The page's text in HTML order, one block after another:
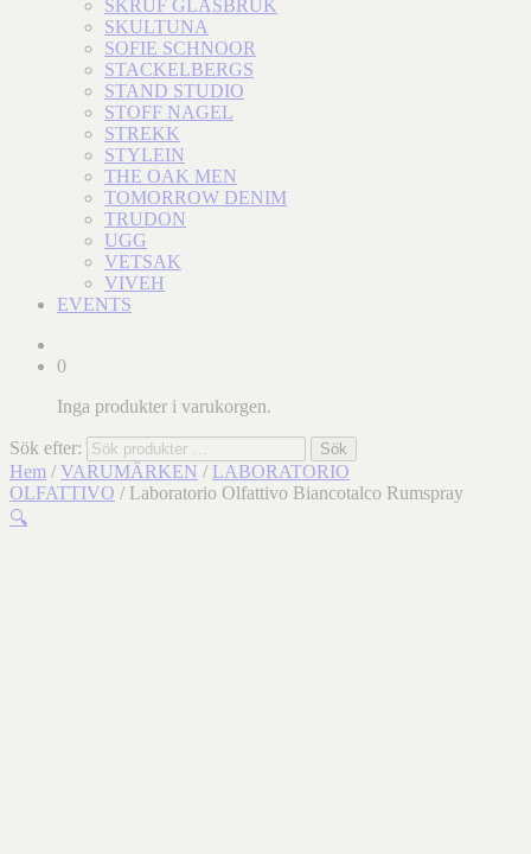
SKRUF GLASBRUK
SKULTUNA
SOFIE SCHNOOR
STACKELBERGS
STAND STUDIO
STOFF NAGEL
STREKK
STYLEIN
THE OAK MEN
TOMORROW DENIM
TRUDON
UGG
VETSAK
VIVEH
EVENTS
0
Inga produkter i varukorgen.
Sök efter: Sök
Hem / VARUMÄRKEN / LABORATORIO
OLFATTIVO / Laboratorio Olfattivo Biancotalco Rumspray
🔍